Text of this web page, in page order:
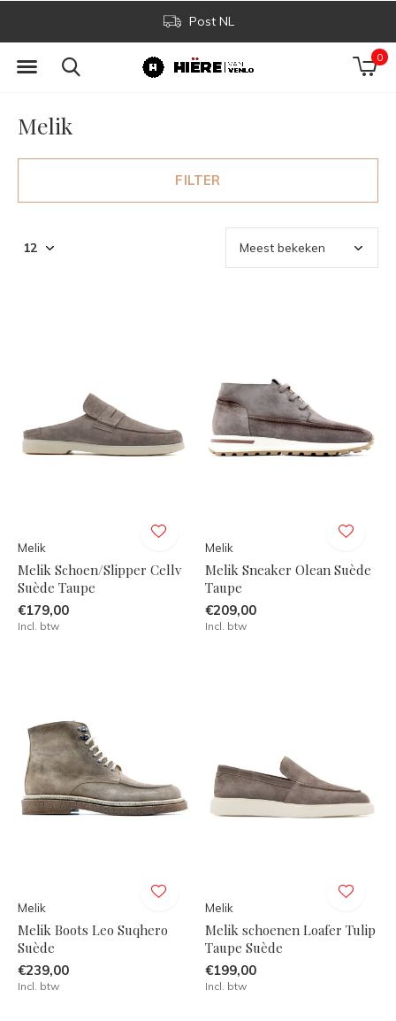
0
Post NL
Melik
FILTER
Melik
Melik Schoen/Slipper Cellv
Suède Taupe
€179,00
Incl. btw
Melik
Melik Sneaker Olean Suède
Taupe
€209,00
Incl. btw
Melik
Melik Boots Leo Suqhero
Suède
€239,00
Incl. btw
Melik
Melik schoenen Loafer Tulip
Taupe Suède
€199,00
Incl. btw